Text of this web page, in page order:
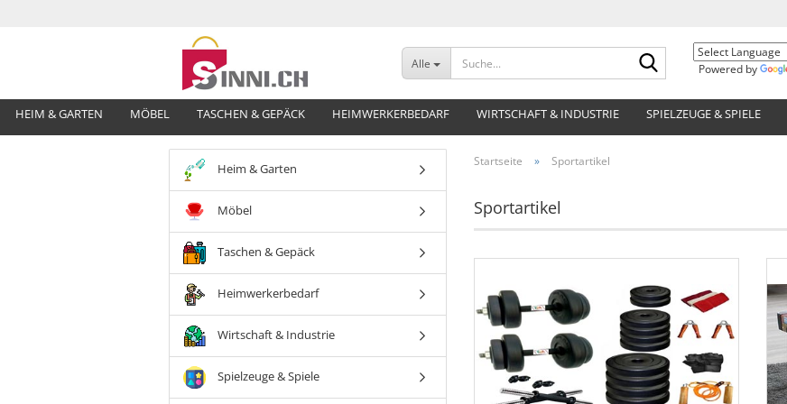
Alle
Suche...
Powered by
HEIM & GARTEN MÖBEL TASCHEN & GEPÄCK HEIMWERKERBEDARF WIRTSCHAFT & INDUSTRIE SPIELZEUGE & SPIELE
Startseite » Sportartikel
Sportartikel
Heim & Garten
Möbel
Taschen & Gepäck
Heimwerkerbedarf
Wirtschaft & Industrie
Spielzeuge & Spiele